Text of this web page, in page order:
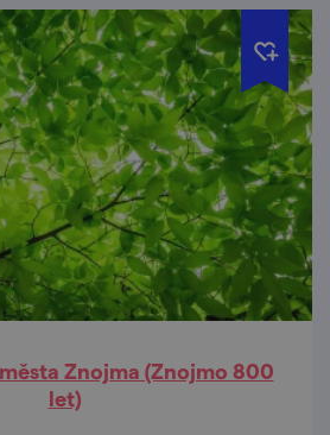
Znojma (Znojmo 800
let)